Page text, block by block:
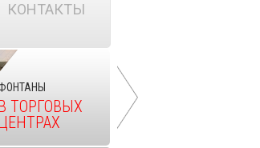
КОНТАКТЫ
ТОРГОВЫХ